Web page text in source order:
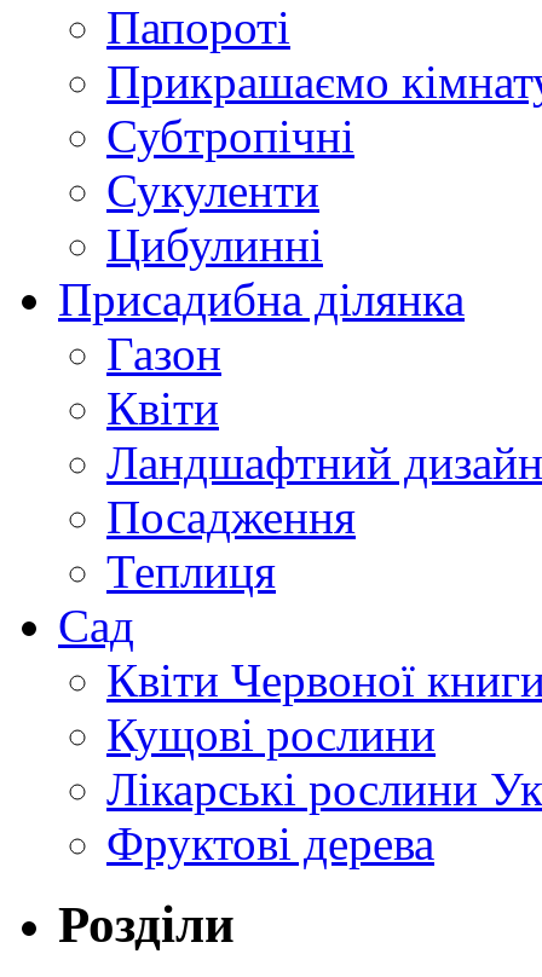
Папороті
Прикрашаємо
Субтропічні
Сукуленти
Цибулинні
Присадибна ділянка
Газон
Квіти
Ландшафтний дизайн
Посадження
Теплиця
Сад
Квіти Червоної
Кущові рослини
Лікарські рослини
Фруктові дерева
Розділи